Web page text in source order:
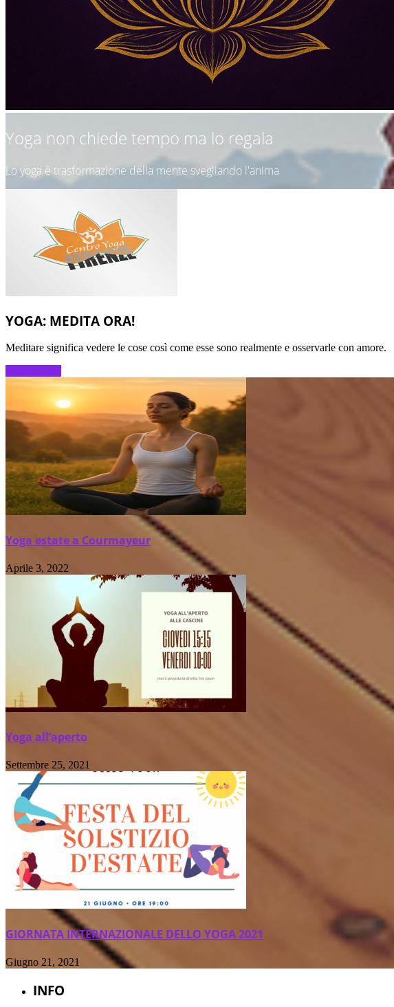
Yoga non chiede tempo ma lo regala
Lo yoga è trasformazione della mente svegliando l'anima
YOGA: MEDITA ORA!
Meditare significa vedere le cose così come esse sono realmente e osservarle con amore.
Yoga estate a Courmayeur
Aprile 3, 2022
Yoga all’aperto
Settembre 25, 2021
GIORNATA INTERNAZIONALE DELLO YOGA 2021
Giugno 21, 2021
INFO